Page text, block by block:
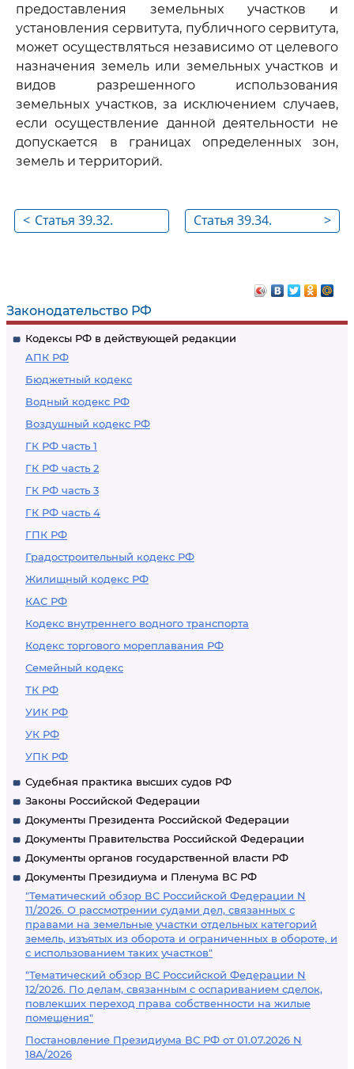
Законодательство РФ
Кодексы РФ в действующей редакции
АПК РФ
Бюджетный кодекс
Водный кодекс РФ
Воздушный кодекс РФ
ГК РФ часть 1
ГК РФ часть 2
ГК РФ часть 3
ГК РФ часть 4
ГПК РФ
Градостроительный кодекс РФ
Жилищный кодекс РФ
КАС РФ
Кодекс внутреннего водного транспорта
Кодекс торгового мореплавания РФ
Семейный кодекс
ТК РФ
УИК РФ
УК РФ
УПК РФ
Судебная практика высших судов РФ
Законы Российской Федерации
Документы Президента Российской Федерации
Документы Правительства Российской Федерации
Документы органов государственной власти РФ
Документы Президиума и Пленума ВС РФ
"Тематический обзор ВС Российской Федерации N
11/2026. О рассмотрении судами дел, связанных с
правами на земельные участки отдельных категорий
земель, изъятых из оборота и ограниченных в обороте, и
с использованием таких участков"
"Тематический обзор ВС Российской Федерации N
12/2026. По делам, связанным с оспариванием сделок,
повлекших переход права собственности на жилые
помещения"
Постановление Президиума ВС РФ от 01.07.2026 N
18А/2026
предоставления земельных участков и
установления сервитута, публичного сервитута,
может осуществляться независимо от целевого
назначения земель или земельных участков и
видов разрешенного использования
земельных участков, за исключением случаев,
если осуществление данной деятельности не
допускается в границах определенных зон,
земель и территорий.
< Статья 39.32.
>
Статья 39.34.
использование
земель или
земельного
участка,